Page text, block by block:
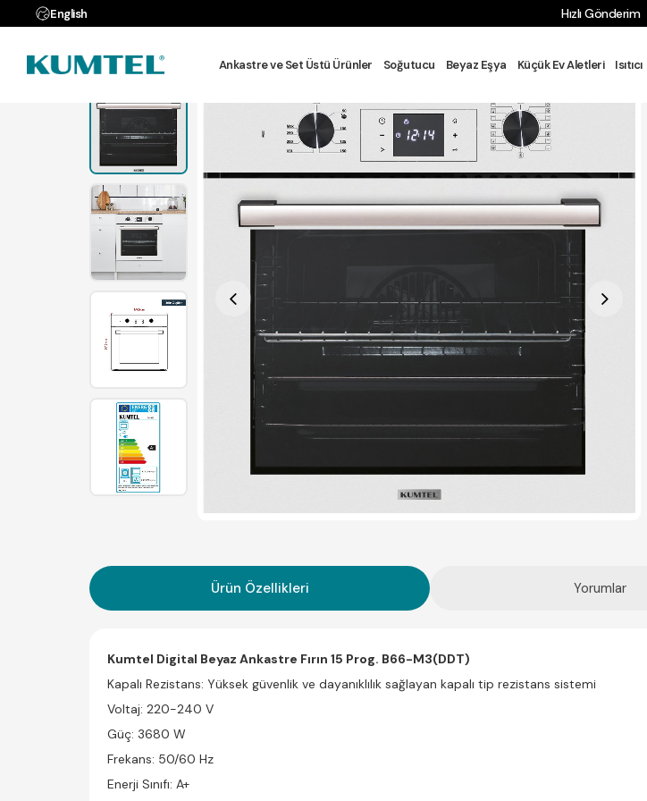
English Hızlı Gönderim
Ankastre ve Set Üstü Ürünler Soğutucu Beyaz Eşya Küçük Ev Aletleri Isıtıcı
MUTFAK GRUBU
Ürün Özellikleri Yorumlar
Kumtel Digital Beyaz Ankastre Fırın 15 Prog. B66-M3(DDT)
Kapalı Rezistans: Yüksek güvenlik ve dayanıklılık sağlayan kapalı tip rezistans sistemi
Voltaj: 220-240 V
Güç: 3680 W
Frekans: 50/60 Hz
Enerji Sınıfı: A+